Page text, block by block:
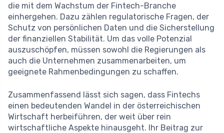
die mit dem Wachstum der Fintech-Branche
einhergehen. Dazu zählen regulatorische Fragen, der
Schutz von persönlichen Daten und die Sicherstellung
der finanziellen Stabilität. Um das volle Potenzial
auszuschöpfen, müssen sowohl die Regierungen als
auch die Unternehmen zusammenarbeiten, um
geeignete Rahmenbedingungen zu schaffen.
Zusammenfassend lässt sich sagen, dass Fintechs
einen bedeutenden Wandel in der österreichischen
Wirtschaft herbeiführen, der weit über rein
wirtschaftliche Aspekte hinausgeht. Ihr Beitrag zur